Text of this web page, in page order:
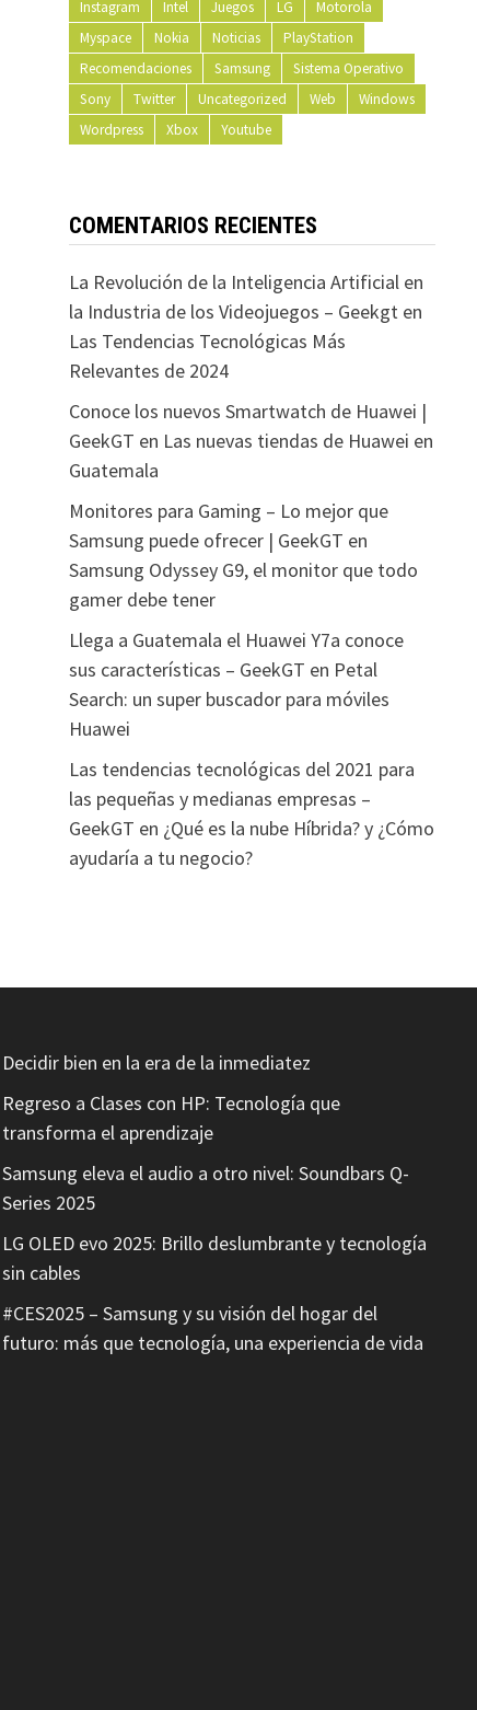
Instagram
Intel Juegos LG
Motorola
Myspace
Nokia Noticias
PlayStation
Recomendaciones
Samsung
Sistema Operativo
Sony
Twitter Uncategorized Web
Windows
Wordpress
Xbox Youtube
COMENTARIOS RECIENTES
La Revolución de la Inteligencia Artificial en
la Industria de los Videojuegos – Geekgten
Las Tendencias Tecnológicas Más
Relevantes de 2024
Conoce los nuevos Smartwatch de Huawei |
GeekGT en Las nuevas tiendas de Huawei en
Guatemala
Monitores para Gaming – Lo mejor que
Samsung puede ofrecer | GeekGT en
Samsung Odyssey G9, el monitor que todo
gamer debe tener
Llega a Guatemala el Huawei Y7a conoce
sus características – GeekGT en Petal
Search: un super buscador para móviles
Huawei
Las tendencias tecnológicas del 2021 para
las pequeñas y medianas empresas –
GeekGT en ¿Qué es la nube Híbrida? y ¿Cómo
ayudaría a tu negocio?
Decidir bien en la era de la inmediatez
Regreso a Clases con HP: Tecnología que
transforma el aprendizaje
Samsung eleva el audio a otro nivel: Soundbars Q-
Series 2025
LG OLED evo 2025: Brillo deslumbrante y tecnología
sin cables
#CES2025 – Samsung y su visión del hogar del
futuro: más que tecnología, una experiencia de vida